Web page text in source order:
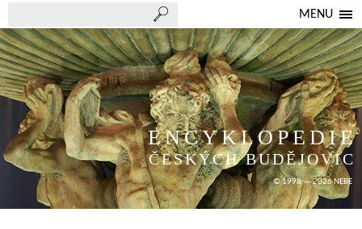
MENU
ENCYKLOPEDIE
ČESKÝCH BUDĚJOVIC
© 1998 — 2026 NEBE